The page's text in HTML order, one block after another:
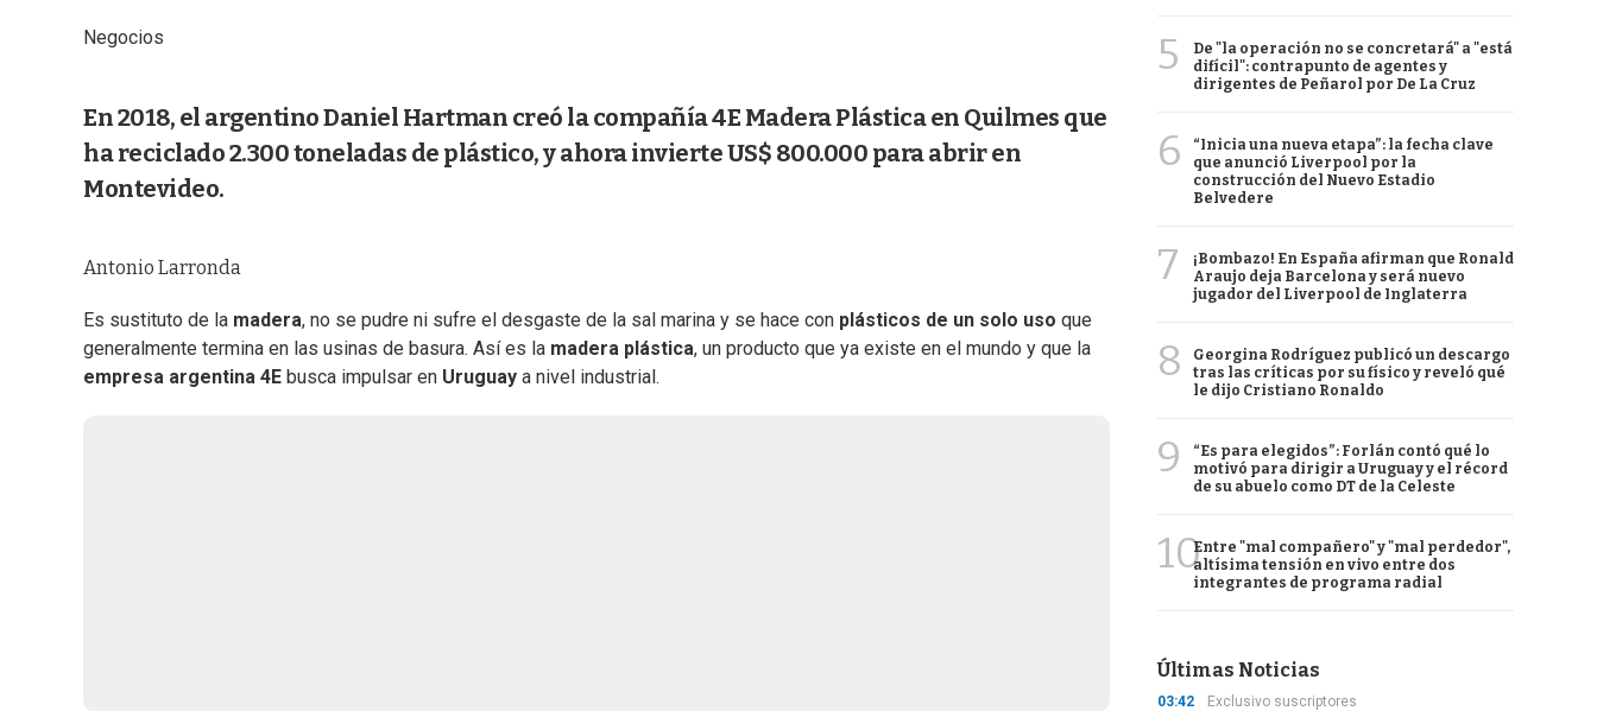
Negocios
En 2018, el argentino Daniel Hartman creó la compañía 4E Madera Plástica en Quilmes que
ha reciclado 2.300 toneladas de plástico, y ahora invierte US$ 800.000 para abrir en
Montevideo.
Antonio Larronda
Es sustituto de la madera, no se pudre ni sufre el desgaste de la sal marina y se hace con plásticos de un solo uso que
generalmente termina en las usinas de basura. Así es la madera plástica, un producto que ya existe en el mundo y que la
empresa argentina 4E busca impulsar en Uruguay a nivel industrial.
5
De "la operación no se concretará" a "está
difícil": contrapunto de agentes y
dirigentes de Peñarol por De La Cruz
6
“Inicia una nueva etapa”: la fecha clave
que anunció Liverpool por la
construcción del Nuevo Estadio
Belvedere
7
¡Bombazo! En España afirman que Ronald
Araujo deja Barcelona y será nuevo
jugador del Liverpool de Inglaterra
8
Georgina Rodríguez publicó un descargo
tras las críticas por su físico y reveló qué
le dijo Cristiano Ronaldo
9
“Es para elegidos”: Forlán contó qué lo
motivó para dirigir a Uruguay y el récord
de su abuelo como DT de la Celeste
10Entre "mal compañero" y "mal perdedor",
altísima tensión en vivo entre dos
integrantes de programa radial
Últimas Noticias
03:42 Exclusivo suscriptores